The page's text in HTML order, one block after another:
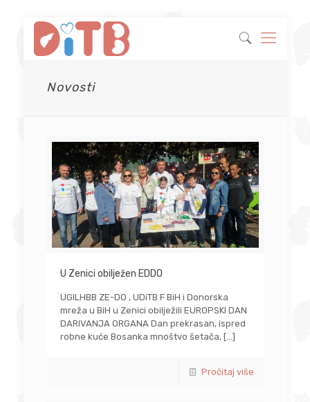
Novosti
U Zenici obilježen EDDO
UGILHBB ZE-DO , UDiTB F BiH i Donorska
mreža u BiH u Zenici obilježili EUROPSKI DAN
DARIVANJA ORGANA Dan prekrasan, ispred
robne kuće Bosanka mnoštvo šetača,[…]
Pročitaj više